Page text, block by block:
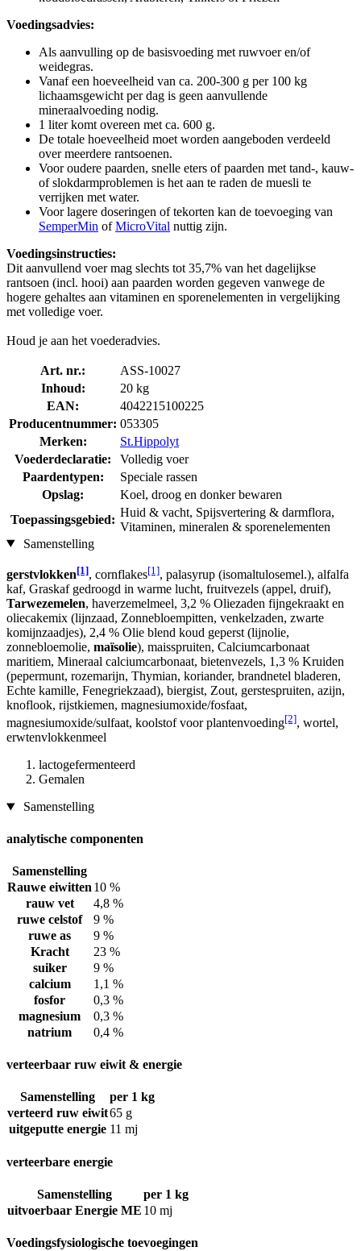
Voedingsadvies:
Als aanvulling op de basisvoeding met ruwvoer en/of
weidegras.
Vanaf een hoeveelheid van ca. 200-300 g per 100 kg
lichaamsgewicht per dag is geen aanvullende
mineraalvoeding nodig.
1 liter komt overeen met ca. 600 g.
De totale hoeveelheid moet worden aangeboden verdeeld
over meerdere rantsoenen.
Voor oudere paarden, snelle eters of paarden met tand-, kauw-
of slokdarmproblemen is het aan te raden de muesli te
verrijken met water.
Voor lagere doseringen of tekorten kan de toevoeging van
SemperMin ofMicroVital nuttig zijn.
Voedingsinstructies:
Dit aanvullend voer mag slechts tot 35,7% van het dagelijkse
rantsoen (incl. hooi) aan paarden worden gegeven vanwege de
hogere gehaltes aan vitaminen en sporenelementen in vergelijking
met volledige voer.
Houd je aan het voederadvies.
Art. nr.:
ASS-10027
Inhoud:
20 kg
EAN:
4042215100225
Producentnummer: 053305
Merken:
St.Hippolyt
Voederdeclaratie:
Volledig voer
Paardentypen:
Speciale rassen
Opslag:
Koel, droog en donker bewaren
Toepassingsgebied:
Huid & vacht, Spijsvertering & darmflora,
Vitaminen, mineralen & sporenelementen
Samenstelling
gerstvlokken[1], cornflakes[1], palasyrup (isomaltulosemel.), alfalfa
kaf, Graskaf gedroogd in warme lucht, fruitvezels (appel, druif),
Tarwezemelen, haverzemelmeel, 3,2 % Oliezaden fijngekraakt en
oliecakemix (lijnzaad, Zonnebloempitten, venkelzaden, zwarte
komijnzaadjes), 2,4 % Olie blend koud geperst (lijnolie,
zonnebloemolie, maïsolie), maisspruiten, Calciumcarbonaat
maritiem, Mineraal calciumcarbonaat, bietenvezels, 1,3 % Kruiden
(pepermunt, rozemarijn, Thymian, koriander, brandnetel bladeren,
Echte kamille, Fenegriekzaad), biergist, Zout, gerstespruiten, azijn,
knoflook, rijstkiemen, magnesiumoxide/fosfaat,
magnesiumoxide/sulfaat, koolstof voor plantenvoeding[2], wortel,
erwtenvlokkenmeel
lactogefermenteerd
Gemalen
Samenstelling
analytische componenten
Samenstelling
Rauwe eiwitten 10 %
rauw vet
4,8 %
ruwe celstof
9 %
ruwe as
9 %
Kracht
23 %
suiker
9 %
calcium
1,1 %
fosfor
0,3 %
magnesium
0,3 %
natrium
0,4 %
verteerbaar ruw eiwit & energie
Samenstelling
per 1 kg
verteerd ruw eiwit65 g
uitgeputte energie 11 mj
verteerbare energie
Samenstelling
per 1 kg
uitvoerbaar Energie ME 10 mj
Voedingsfysiologische toevoegingen